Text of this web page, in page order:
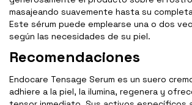
masajeando suavemente hasta su
Este sérum puede emplearse una o dos
según las necesidades de su piel.
Recomendaciones
Endocare Tensage Serum es un suero
adhiere a la piel, la ilumina, regenera y